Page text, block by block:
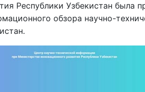
Республики Узбекистан была
обзора научно-